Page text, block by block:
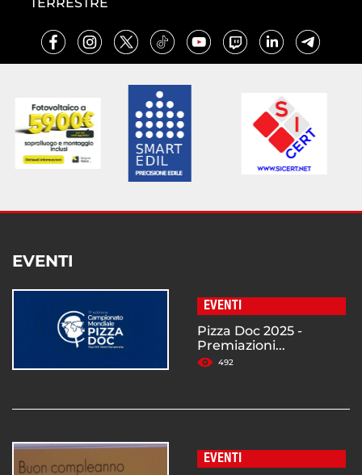
EVENTI
EVENTI
Pizza Doc 2025 -
Premiazioni...
492
EVENTI